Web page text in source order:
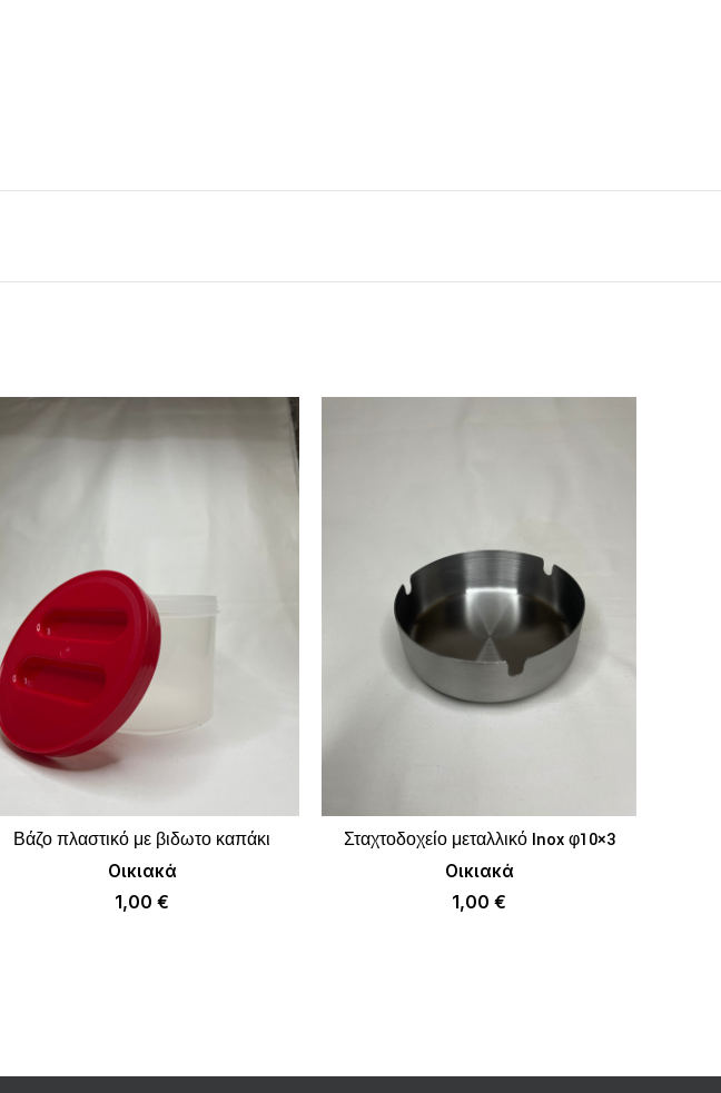
ΠΡΟΣΘΉΚΗ ΣΤΟ ΚΑΛΆΘΙ
Βάζο πλαστικό με βιδωτο καπάκι
Οικιακά
1,00 €
ΠΡΟΣΘΉΚΗ ΣΤΟ ΚΑΛΆΘΙ
Σταχτοδοχείο μεταλλικό Inox φ10×3
Οικιακά
1,00 €